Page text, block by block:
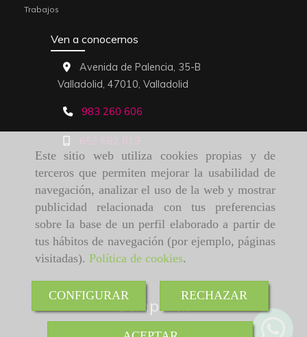
Este sitio web utiliza cookies propias y de
terceros que permiten mejorar la usabilidad de
navegación, analizar el uso de la web y mostrar
publicidad relacionada con tus preferencias
sobre la base de un perfil elaborado a partir de
tus hábitos de navegación (por ejemplo, páginas
visitadas). Política de cookies.
CONFIGURAR RECHAZAR
Trabajos
Ven a conocernos
Avenida de Palencia, 35-B
Valladolid, 47010, Valladolid
983 260 606
652 682 819
Compartir